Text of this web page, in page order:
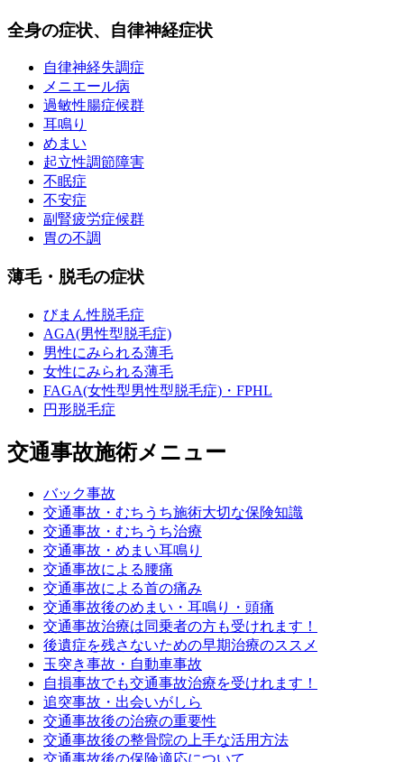
全身の症状、自律神経症状
自律神経失調症
メニエール病
過敏性腸症候群
耳鳴り
めまい
起立性調節障害
不眠症
不安症
副腎疲労症候群
胃の不調
薄毛・脱毛の症状
びまん性脱毛症
AGA(男性型脱毛症)
男性にみられる薄毛
女性にみられる薄毛
FAGA(女性型男性型脱毛症)・FPHL
円形脱毛症
交通事故施術メニュー
バック事故
交通事故・むちうち施術大切な保険知識
交通事故・むちうち治療
交通事故・めまい耳鳴り
交通事故による腰痛
交通事故による首の痛み
交通事故後のめまい・耳鳴り・頭痛
交通事故治療は同乗者の方も受けれます！
後遺症を残さないための早期治療のススメ
玉突き事故・自動車事故
自損事故でも交通事故治療を受けれます！
追突事故・出会いがしら
交通事故後の治療の重要性
交通事故後の整骨院の上手な活用方法
交通事故後の保険適応について